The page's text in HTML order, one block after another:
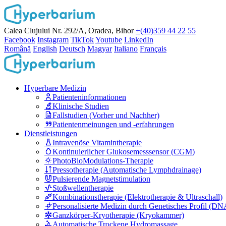
Calea Clujului Nr. 292/A, Oradea, Bihor +(40)359 44 22 55
Facebook Instagram TikTokYoutube LinkedIn
Română English Deutsch Magyar Italiano Français
Hyperbare Medizin
Patienteninformationen
Klinische Studien
Fallstudien (Vorher und Nachher)
Patientenmeinungen und -erfahrungen
Dienstleistungen
Intravenöse Vitamintherapie
Kontinuierlicher Glukosemesssensor (CGM)
PhotoBioModulations-Therapie
Pressotherapie (Automatische Lymphdrainage)
Pulsierende Magnetstimulation
Stoßwellentherapie
Kombinationstherapie (Elektrotherapie & Ultraschall)
Personalisierte Medizin durch Genetisches Profil
Ganzkörper-Kryotherapie (Kryokammer)
Automatische Trockene Hydromassage